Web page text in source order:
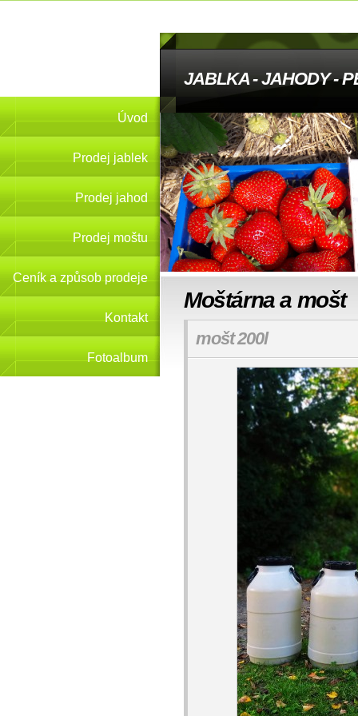
JABLKA - JAHODY -
Úvod
Prodej jablek
Prodej jahod
Prodej moštu
Ceník a způsob prodeje
Kontakt
Fotoalbum
Moštárna a mošt
mošt 200l